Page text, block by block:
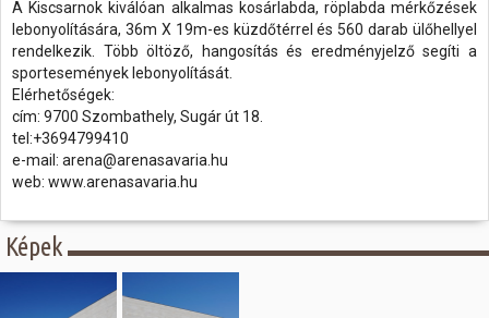
A Kiscsarnok kiválóan alkalmas kosárlabda, röplabda mérkőzések
lebonyolítására, 36m X 19m-es küzdőtérrel és 560 darab ülőhellyel
rendelkezik. Több öltöző, hangosítás és eredményjelző segíti a
sportesemények lebonyolítását.
Elérhetőségek:
cím: 9700 Szombathely, Sugár út 18.
tel:+3694799410
e-mail: arena@arenasavaria.hu
web: www.arenasavaria.hu
Képek